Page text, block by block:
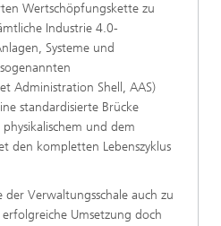
Wertschöpfungskette zu
Industrie 4.0-
Systeme und
Administration Shell, AAS)
standardisierte Brücke
und dem
den kompletten Lebenszyklus
der Verwaltungsschale auch zu
Umsetzung doch